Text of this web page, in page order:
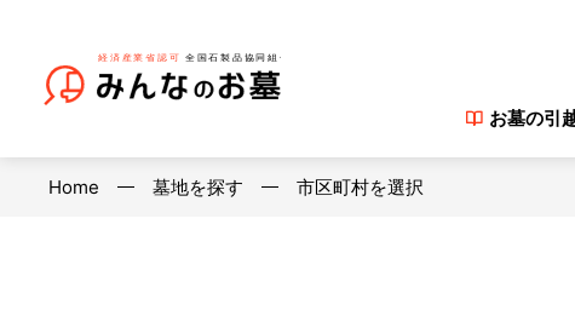
お墓の引
Home 墓地を探す 市区町村を選択